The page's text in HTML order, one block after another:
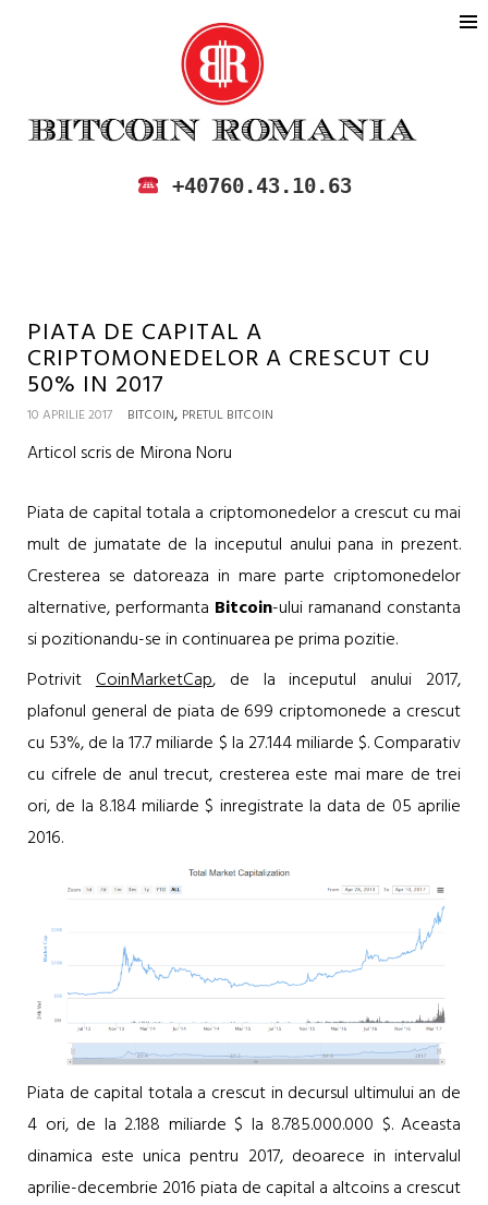
BITCOIN ROMANIA
CUMPARA SI VINDE BITCOIN IN
+40760.43.10.63
PIATA DE CAPITAL A
CRIPTOMONEDELOR A CRESCUT CU
50% IN 2017
10 APRILIE 2017 BITCOIN, PRETUL BITCOIN
Articol scris de Mirona Noru
Piata de capital totala a criptomonedelor a crescut cu mai
mult de jumatate de la inceputul anului pana in prezent.
Cresterea se datoreaza in mare parte criptomonedelor
alternative, performanta Bitcoin-ului ramanand constanta
si pozitionandu-se in continuarea pe prima pozitie.
PotrivitCoinMarketCap, de la inceputul anului 2017,
plafonul general de piata de 699 criptomonede a crescut
cu 53%, de la 17.7 miliarde $ la 27.144 miliarde $. Comparativ
cu cifrele de anul trecut, cresterea este mai mare de trei
ori, de la 8.184 miliarde $ inregistrate la data de 05 aprilie
2016.
Piata de capital totala a crescut in decursul ultimului an de
4 ori, de la 2.188 miliarde $ la 8.785.000.000 $. Aceasta
dinamica este unica pentru 2017, deoarece in intervalul
aprilie-decembrie 2016 piata de capital a altcoins a crescut